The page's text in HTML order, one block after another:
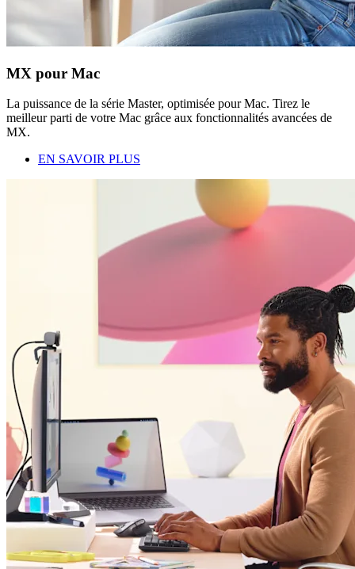
MX pour Mac
La puissance de la série Master, optimisée pour Mac. Tirez le
meilleur parti de votre Mac grâce aux fonctionnalités avancées de
MX.
EN SAVOIR PLUS